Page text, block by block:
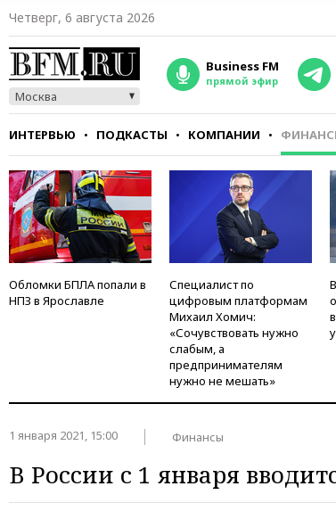
Четверг, 6 августа 2026
Москва
Business FM
прямой эфир
ИНТЕРВЬЮ ПОДКАСТЫ КОМПАНИИ
СТИЛЬ ТЕСТЫ
Обломки БПЛА попали в
НПЗ в Ярославле
Специалист по
цифровым платформам
Михаил Хомич:
«Сочувствовать нужно
слабым, а
предпринимателям
нужно не мешать»
1 января 2021, 15:00 Финансы
В России с 1 января